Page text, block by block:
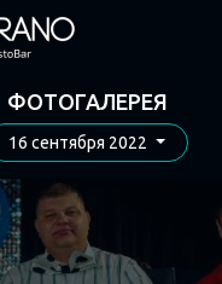
ФОТОГАЛЕРЕЯ
16 сентября 2022